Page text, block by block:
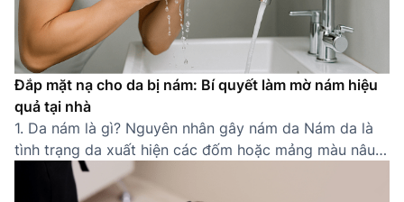
Đắp mặt nạ cho da bị nám: Bí quyết làm mờ nám hiệu
quả tại nhà
1. Da nám là gì? Nguyên nhân gây nám da Nám da là
tình trạng da xuất hiện các đốm hoặc mảng màu nâu
sẫm do sự gia tăng bất thường của sắc tố melanin.
Thường gặp ở các khu vực dễ tiếp xúc ánh nắng như